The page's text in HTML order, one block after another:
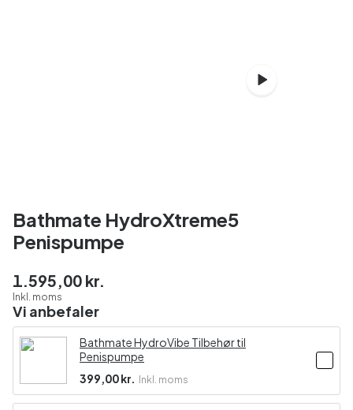
Bathmate HydroXtreme5
Penispumpe
1.595,00 kr.
Inkl. moms
Vi anbefaler
Bathmate HydroVibe Tilbehør til
Penispumpe
399,00 kr.
Inkl. moms